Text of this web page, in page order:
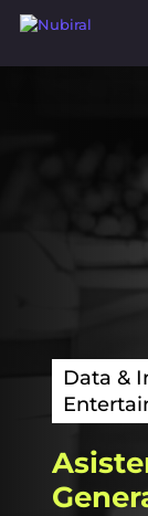
main
Data &